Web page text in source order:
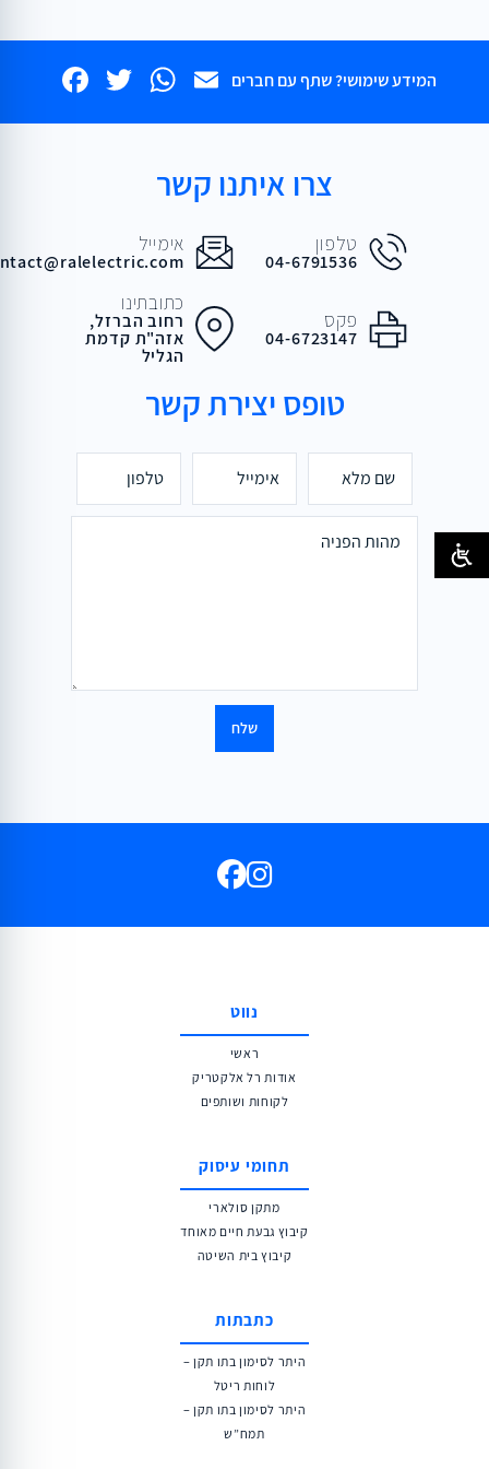
המידע שימושי? שתף עם חברים Email
צרו איתנו קשר
טלפון
04-6791536
אימייל
פקס
04-6723147
כתובתינו
רחוב הברזל,
אזה"ת קדמת
הגליל
טופס יצירת קשר
נווט
ראשי
אודות רל אלקטריק
לקוחות ושותפים
תחומי עיסוק
מתקן סולארי
קיבוץ גבעת חיים מאוחד
קיבוץ בית השיטה
כתבתות
היתר לסימון בתו תקן –
לוחות ריטל
היתר לסימון בתו תקן –
תמח”ש